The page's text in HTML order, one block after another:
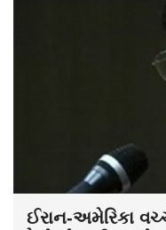
ઈરાન-અમેરિકા